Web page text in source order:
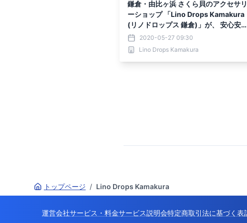
鎌倉・由比ヶ浜 さくら貝のアクセサリ
ーショップ 「Lino Drops Kamakura
(リノドロップス 鎌倉)」が、 安心安全
な新業態で営業再開！
2020-05-27 09:30
Lino Drops Kamakura
トップページ / Lino Drops Kamakura
運営会社サービス・料金サービス説明会特定商取引法に基づく表